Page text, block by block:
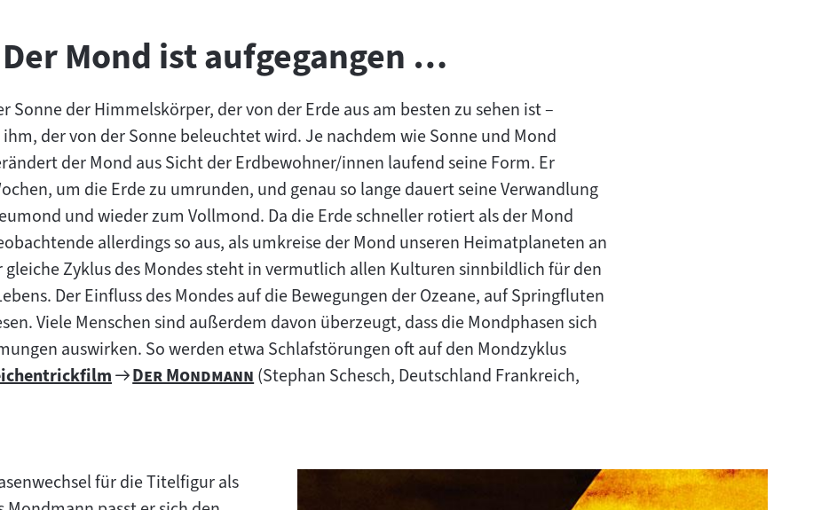
Der Mond ist aufgegangen …
Sonne der Himmelskörper, der von der Erde aus am besten zu sehen ist –
der von der Sonne beleuchtet wird. Je nachdem wie Sonne und Mond
der Mond aus Sicht der Erdbewohner/innen laufend seine Form. Er
um die Erde zu umrunden, und genau so lange dauert seine Verwandlung
und wieder zum Vollmond. Da die Erde schneller rotiert als der Mond
allerdings so aus, als umkreise der Mond unseren Heimatplaneten an
gleiche Zyklus des Mondes steht in vermutlich allen Kulturen sinnbildlich für den
Der Einfluss des Mondes auf die Bewegungen der Ozeane, auf Springfluten
Viele Menschen sind außerdem davon überzeugt, dass die Mondphasen sich
auswirken. So werden etwa Schlafstörungen oft auf den Mondzyklus
Zum
"
Der Mondmann "(Stephan Schesch, Deutschland Frankreich,
für die Titelfigur als